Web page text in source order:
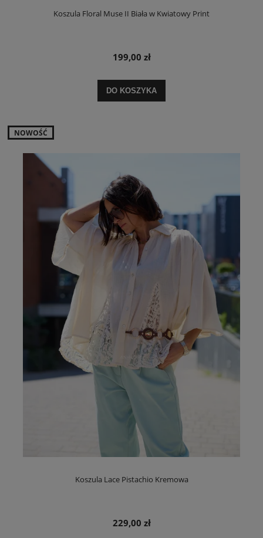
Koszula Floral Muse II Biała w Kwiatowy Print
199,00 zł
DO KOSZYKA
Koszula Lace Pistachio Kremowa
229,00 zł
NOWOŚĆ